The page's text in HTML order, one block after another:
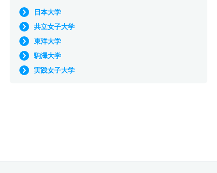
日本大学
共立女子大学
東洋大学
駒澤大学
実践女子大学